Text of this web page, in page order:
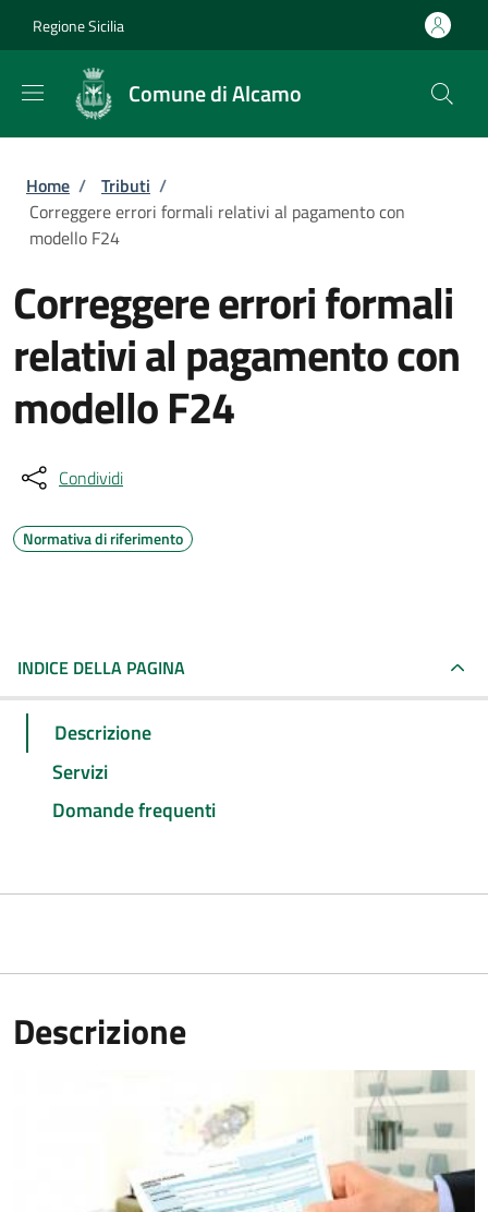
Regione Sicilia
Comune di Alcamo
Briciole di pane
Home / Tributi /
Correggere errori formali relativi al pagamento con
modello F24
Correggere errori formali
relativi al pagamento con
modello F24
Condividi
Normativa di riferimento
INDICE DELLA PAGINA
Descrizione
Servizi
Domande frequenti
Descrizione